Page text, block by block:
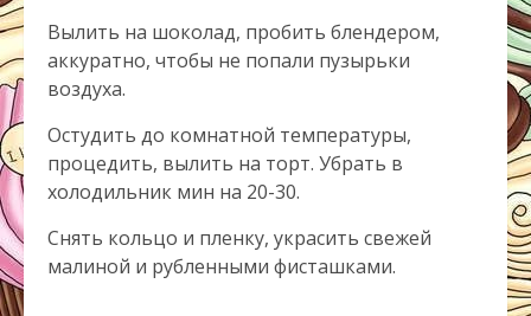
Вылить на шоколад, пробить блендером,
аккуратно, чтобы не попали пузырьки
воздуха.
Остудить до комнатной температуры,
процедить, вылить на торт. Убрать в
холодильник мин на 20-30.
Снять кольцо и пленку, украсить свежей
малиной и рубленными фисташками.